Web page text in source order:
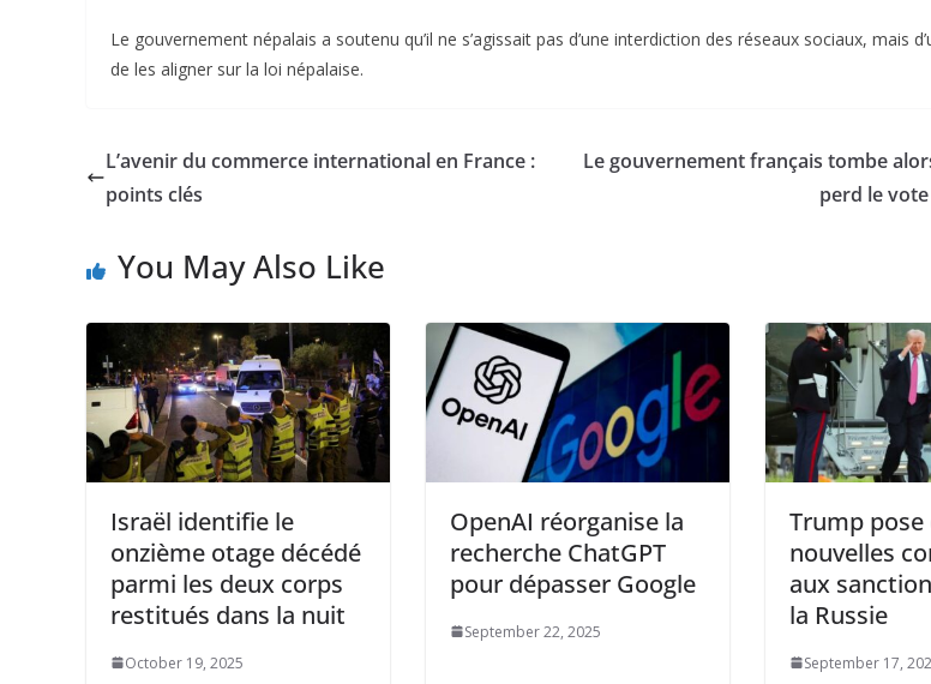
Le gouvernement népalais a soutenu qu’il ne s’agissait pas d’une interdiction des réseaux sociaux, mais
de les aligner sur la loi népalaise.
L’avenir du commerce international en France :
points clés
Le gouvernement français tombe
perd le
You May Also Like
Israël identifie le
onzième otage décédé
parmi les deux corps
restitués dans la nuit
October 19, 2025
OpenAI réorganise la
recherche ChatGPT
pour dépasser Google
September 22, 2025
Trump pose
nouvelles
aux
la Russie
September 17,